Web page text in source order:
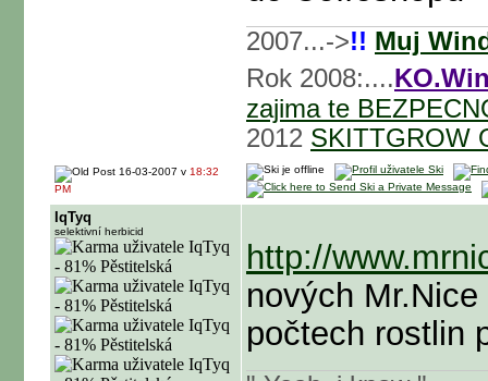
2007...->!! Muj
Rok 2008:....
zajima te
2012 SKITTGROW
16-03-2007 v 18:32
PM
IqTyq
selektivní herbicid
http://
nových
počtech rostlin